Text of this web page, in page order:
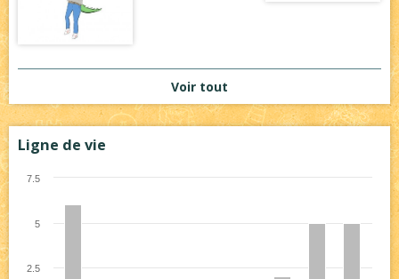
Voir tout
Ligne de vie
2.5
5
7.5